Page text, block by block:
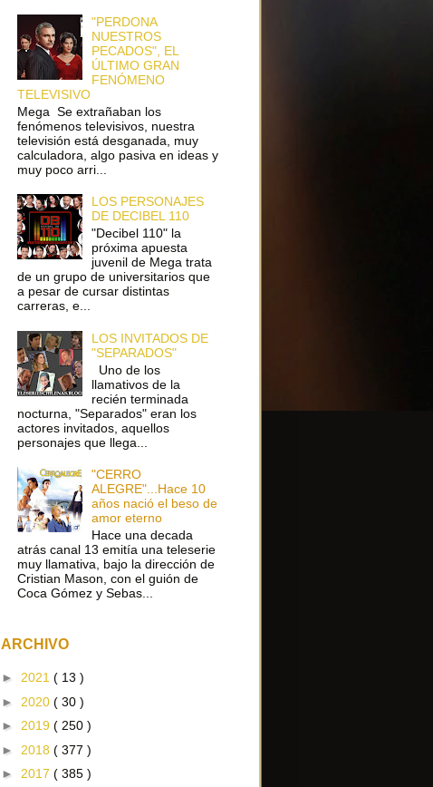
"PERDONA
NUESTROS
PECADOS", EL
ÚLTIMO GRAN
FENÓMENO
TELEVISIVO
Mega Se extrañaban los
fenómenos televisivos, nuestra
televisión está desganada, muy
calculadora, algo pasiva en ideas y
muy poco arri...
LOS PERSONAJES
DE DECIBEL 110
"Decibel 110" la
próxima apuesta
juvenil de Mega trata
de un grupo de universitarios que
a pesar de cursar distintas
carreras, e...
LOS INVITADOS DE
"SEPARADOS"
Uno de los
llamativos de la
recién terminada
nocturna, "Separados" eran los
actores invitados, aquellos
personajes que llega...
"CERRO
ALEGRE"...Hace 10
años nació el beso de
amor eterno
Hace una decada
atrás canal 13 emitía una teleserie
muy llamativa, bajo la dirección de
Cristian Mason, con el guión de
Coca Gómez y Sebas...
ARCHIVO
► 2021 ( 13 )
► 2020 ( 30 )
► 2019 ( 250 )
► 2018 ( 377 )
► 2017 ( 385 )